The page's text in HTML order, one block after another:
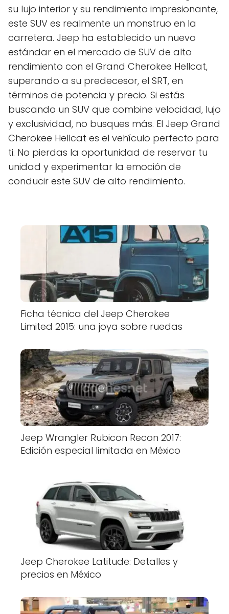
su lujo interior y su rendimiento impresionante,
este SUV es realmente un monstruo en la
carretera. Jeep ha establecido un nuevo
estándar en el mercado de SUV de alto
rendimiento con el Grand Cherokee Hellcat,
superando a su predecesor, el SRT, en
términos de potencia y precio. Si estás
buscando un SUV que combine velocidad, lujo
y exclusividad, no busques más. El Jeep Grand
Cherokee Hellcat es el vehículo perfecto para
ti. No pierdas la oportunidad de reservar tu
unidad y experimentar la emoción de
conducir este SUV de alto rendimiento.
Ficha técnica del Jeep Cherokee
Limited 2015: una joya sobre ruedas
Jeep Wrangler Rubicon Recon 2017:
Edición especial limitada en México
Jeep Cherokee Latitude: Detalles y
precios en México